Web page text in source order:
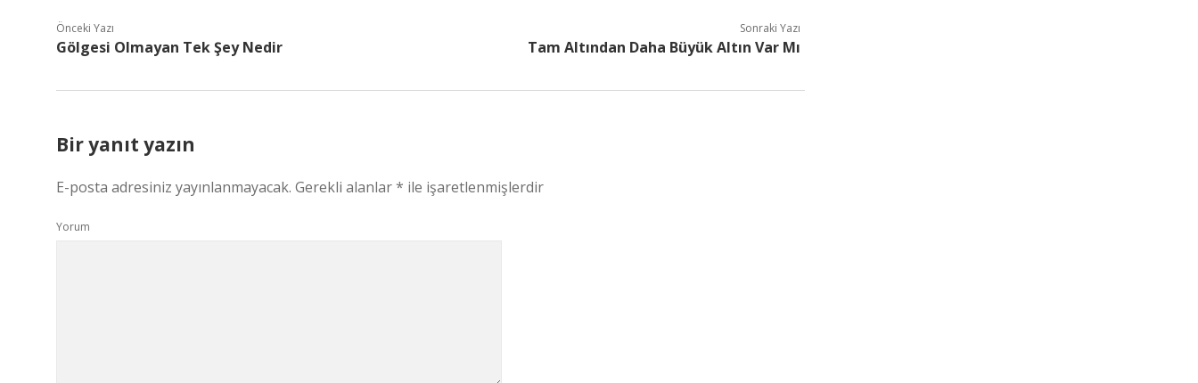
Önceki Yazı
Gölgesi Olmayan Tek Şey Nedir
Sonraki Yazı
Tam Altından Daha Büyük Altın Var Mı
Bir yanıt yazın
E-posta adresiniz yayınlanmayacak. Gerekli alanlar* ile işaretlenmişlerdir
Yorum